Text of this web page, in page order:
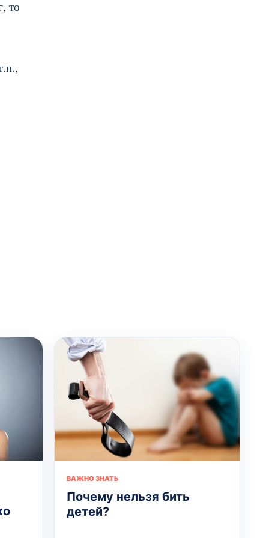
то
ВАЖНО ЗНАТЬ
Почему нельзя бить
детей?